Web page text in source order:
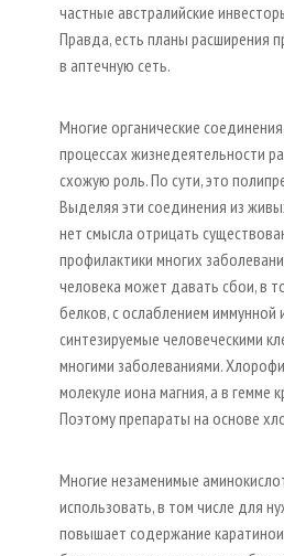
частные австралийские
Правда, есть планы расширения
в аптечную сеть.
Многие органические
процессах жизнедеятельности
схожую роль. По сути, это
Выделяя эти соединения из
нет смысла отрицать
профилактики многих
человека может давать сбои, в
белков, с ослаблением
синтезируемые человеческими
многими заболеваниями.
молекуле иона магния, а в гемме
Поэтому препараты на основе
Многие незаменимые
использовать, в том числе для
повышает содержание